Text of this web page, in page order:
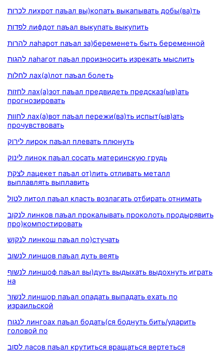
לכרות лихрот паъал вы)копать выкапывать добы(ва)ть
לפדות лифдот паъал выкупать выкупить
להרות лаhарот паъал за)беременеть быть беременной
להגות лаhагот паъал произносить изрекать мыслить
לחלות лах(а)лот паъал болеть
לחזות лах(а)зот паъал предвидеть предсказ(ыв)ать
прогнозировать
לחוות лах(а)вот паъал пережи(ва)ть испыт(ыв)ать
прочувствовать
לירוק лирок паъал плевать плюнуть
לינוק линок паъал сосать материнскую грудь
לצקת лацекет паъал от)лить отливать металл
выплавлять выплавить
לטול литол паъал класть возлагать отбирать отнимать
לנקוב линков паъал прокалывать проколоть продырявить
про)компостировать
לנקוש линкош паъал по)стучать
לנשוב линшов паъал дуть веять
לנשוף линшоф паъал вы)дуть выдыхать выдохнуть играть
на
לנשור линшор паъал опадать выпадать ехать по
израильской
לנגוח лингоах паъал бодать(ся боднуть бить/ударить
головой по
לסוב ласов паъал крутиться вращаться вертеться